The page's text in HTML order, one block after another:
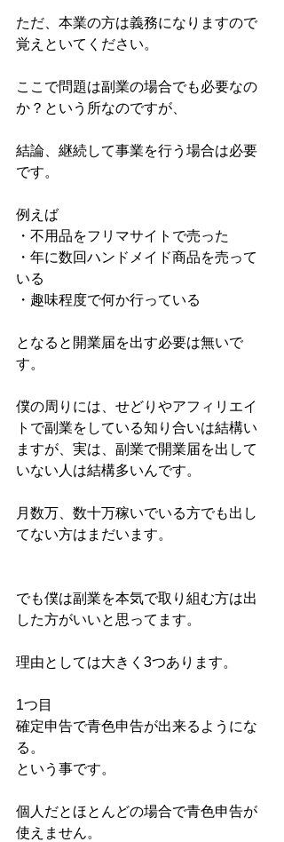
ただ、本業の方は義務になりますので
覚えといてください。
ここで問題は副業の場合でも必要なの
か？という所なのですが、
結論、継続して事業を行う場合は必要
です。
例えば
・不用品をフリマサイトで売った
・年に数回ハンドメイド商品を売って
いる
・趣味程度で何か行っている
となると開業届を出す必要は無いで
す。
僕の周りには、せどりやアフィリエイ
トで副業をしている知り合いは結構い
ますが、実は、副業で開業届を出して
いない人は結構多いんです。
月数万、数十万稼いでいる方でも出し
てない方はまだいます。
でも僕は副業を本気で取り組む方は出
した方がいいと思ってます。
理由としては大きく3つあります。
1つ目
確定申告で青色申告が出来るようにな
る。
という事です。
個人だとほとんどの場合で青色申告が
使えません。